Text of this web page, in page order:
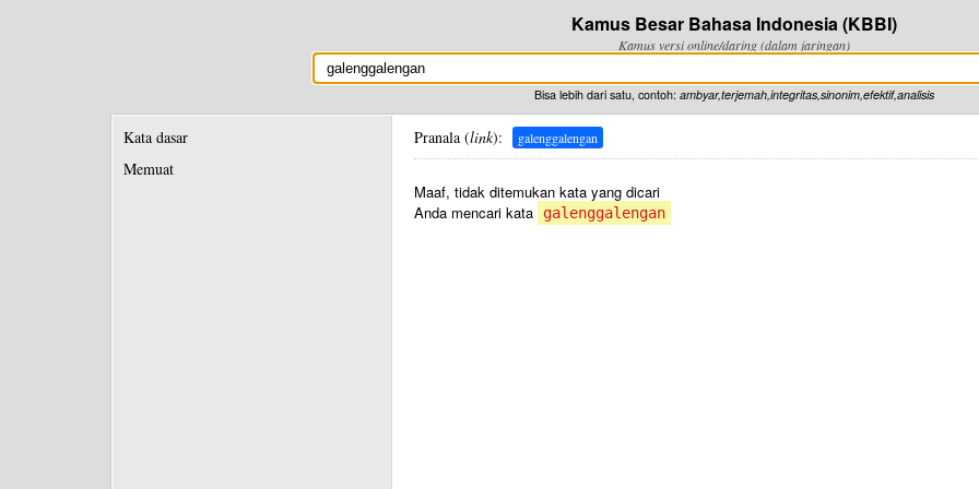
Kamus Besar Bahasa Indonesia (KBBI)
Kamus versi online/daring (dalam jaringan)
Bisa lebih dari satu, contoh: ambyar,terjemah,integritas,sinonim,efektif,analisis
Kata dasar
Memuat
Pranala (link): galenggalengan
Maaf, tidak ditemukan kata yang dicari
Anda mencari kata
galenggalengan